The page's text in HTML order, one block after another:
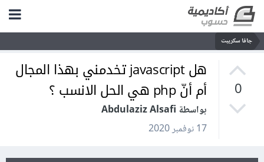
جافا سكريبت
0
هل javascript تخدمني بهذا المجال
أم أنّ php هي الحل الانسب ؟
بواسطة Abdulaziz Alsafi
17 نوفمبر 2020